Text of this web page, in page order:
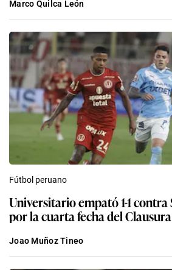
Marco Quilca León
Fútbol peruano
Universitario empató 1-1
por la cuarta fecha del Clausura
Joao Muñoz Tineo